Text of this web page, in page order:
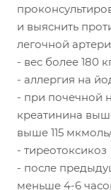
и выяснить
легочной
- вес более 180
- аллергия на
- при почечной
креатинина
выше 115
- тиреотоксикоз
- после
меньше 4-6